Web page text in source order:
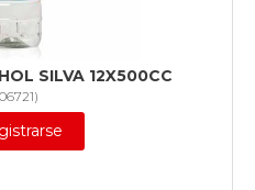
SILVA 12X500CC
)